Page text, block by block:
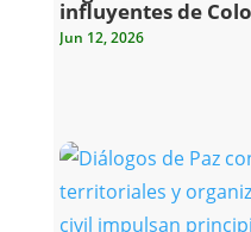
influyentes de
Jun 12, 2026